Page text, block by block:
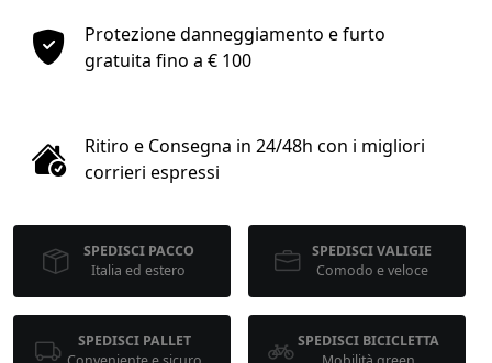
1
COLLO 1
cm cm
calcola
Protezione danneggiamento e furto
gratuita fino a € 100
Ritiro e Consegna in 24/48h con i migliori
corrieri espressi
SPEDISCI PACCO
Italia ed estero
SPEDISCI VALIGIE
Comodo e veloce
SPEDISCI PALLET
SPEDISCI BICICLETTA